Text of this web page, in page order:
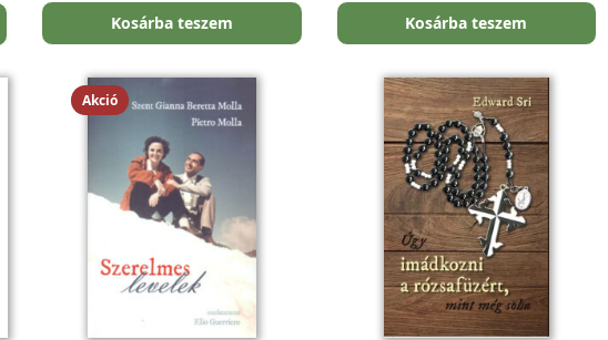
Kosárba teszem Kosárba teszem
Akció